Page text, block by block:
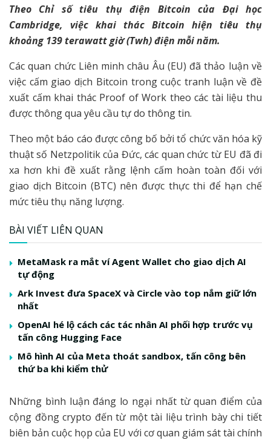
Theo Chỉ số tiêu thụ điện Bitcoin của Đại học
Cambridge, việc khai thác Bitcoin hiện tiêu thụ
khoảng 139 terawatt giờ (Twh) điện mỗi năm.
Các quan chức Liên minh châu Âu (EU) đã thảo luận về
việc cấm giao dịch Bitcoin trong cuộc tranh luận về đề
xuất cấm khai thác Proof of Work theo các tài liệu thu
được thông qua yêu cầu tự do thông tin.
Theo một báo cáo được công bố bởi tổ chức văn hóa kỹ
thuật số Netzpolitik của Đức, các quan chức từ EU đã đi
xa hơn khi đề xuất rằng lệnh cấm hoàn toàn đối với
giao dịch Bitcoin (BTC) nên được thực thi để hạn chế
mức tiêu thụ năng lượng.
BÀI VIẾT LIÊN QUAN
MetaMask ra mắt ví Agent Wallet cho giao dịch AI
tự động
Ark Invest đưa SpaceX và Circle vào top nắm giữ lớn
nhất
OpenAI hé lộ cách các tác nhân AI phối hợp trước vụ
tấn công Hugging Face
Mô hình AI của Meta thoát sandbox, tấn công bên
thứ ba khi kiểm thử
Những bình luận đáng lo ngại nhất từ ​​quan điểm của
cộng đồng crypto đến từ một tài liệu trình bày chi tiết
biên bản cuộc họp của EU với cơ quan giám sát tài chính